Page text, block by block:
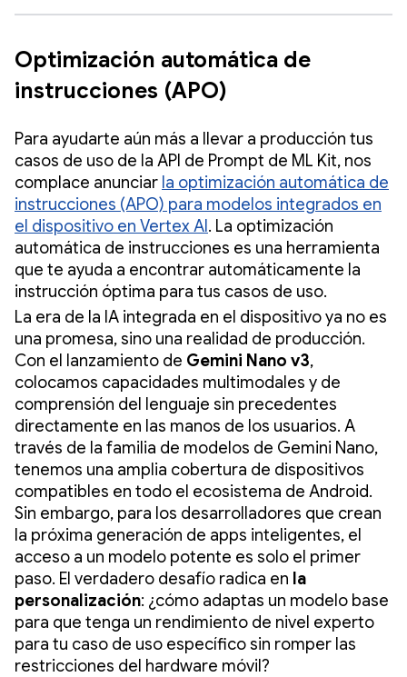
Optimización automática de
instrucciones (APO)
Para ayudarte aún más a llevar a producción tus
casos de uso de la API de Prompt de ML Kit, nos
complace anunciar la optimización automática de
instrucciones (APO) para modelos integrados en
el dispositivo en Vertex AI. La optimización
automática de instrucciones es una herramienta
que te ayuda a encontrar automáticamente la
instrucción óptima para tus casos de uso.
La era de la IA integrada en el dispositivo ya no es
una promesa, sino una realidad de producción.
Con el lanzamiento de Gemini Nano v3,
colocamos capacidades multimodales y de
comprensión del lenguaje sin precedentes
directamente en las manos de los usuarios. A
través de la familia de modelos de Gemini Nano,
tenemos una amplia cobertura de dispositivos
compatibles en todo el ecosistema de Android.
Sin embargo, para los desarrolladores que crean
la próxima generación de apps inteligentes, el
acceso a un modelo potente es solo el primer
paso. El verdadero desafío radica en la
personalización: ¿cómo adaptas un modelo base
para que tenga un rendimiento de nivel experto
para tu caso de uso específico sin romper las
restricciones del hardware móvil?